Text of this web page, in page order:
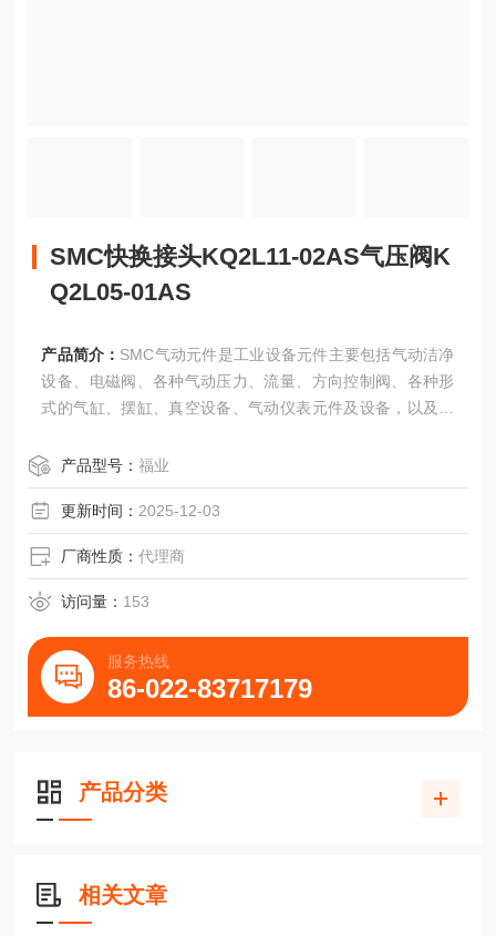
SMC快换接头KQ2L11-02AS气压阀K
Q2L05-01AS
产品简介： SMC气动元件是工业设备元件主要包括气动洁净
设备、电磁阀、各种气动压力、流量、方向控制阀、各种形
式的气缸、摆缸、真空设备、气动仪表元件及设备，以及其
SMC快换接头KQ2L11-02AS气压阀KQ2L05-01AS
产品型号：福业
更新时间： 2025-12-03
厂商性质：代理商
访问量： 153
服务热线
86-022-83717179
产品分类
相关文章